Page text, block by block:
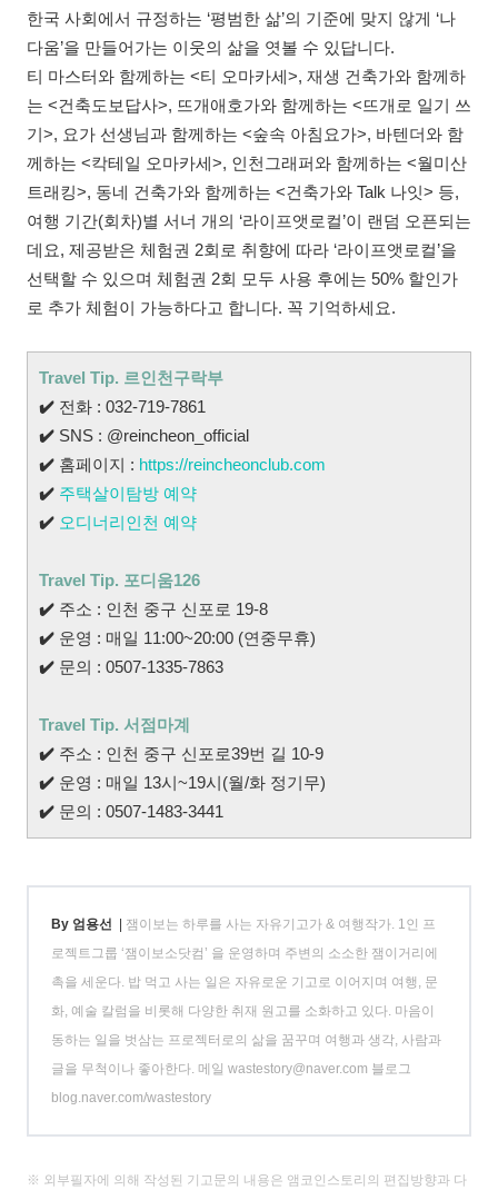
한국 사회에서 규정하는 ‘평범한 삶’의 기준에 맞지 않게 ‘나
다움’을 만들어가는 이웃의 삶을 엿볼 수 있답니다.
티 마스터와 함께하는 <티 오마카세>, 재생 건축가와 함께하
는 <건축도보답사>, 뜨개애호가와 함께하는 <뜨개로 일기 쓰
기>, 요가 선생님과 함께하는 <숲속 아침요가>, 바텐더와 함
께하는 <칵테일 오마카세>, 인천그래퍼와 함께하는 <월미산
트래킹>, 동네 건축가와 함께하는 <건축가와 Talk 나잇> 등,
여행 기간(회차)별 서너 개의 ‘라이프앳로컬’이 랜덤 오픈되는
데요, 제공받은 체험권 2회로 취향에 따라 ‘라이프앳로컬’을
선택할 수 있으며 체험권 2회 모두 사용 후에는 50% 할인가
로 추가 체험이 가능하다고 합니다. 꼭 기억하세요.
Travel Tip. 르인천구락부
✔️ 전화 : 032-719-7861
✔️ SNS : @reincheon_official
✔️ 홈페이지 : https://reincheonclub.com
✔️ 주택살이탐방 예약
✔️ 오디너리인천 예약
Travel Tip. 포디움126
✔️ 주소 : 인천 중구 신포로 19-8
✔️ 운영 : 매일 11:00~20:00 (연중무휴)
✔️ 문의 : 0507-1335-7863
Travel Tip. 서점마계
✔️ 주소 : 인천 중구 신포로39번 길 10-9
✔️ 운영 : 매일 13시~19시(월/화 정기무)
✔️ 문의 : 0507-1483-3441
By 엄용선 | 잼이보는 하루를 사는 자유기고가 & 여행작가. 1인 프
로젝트그룹 ‘잼이보소닷컴’ 을 운영하며 주변의 소소한 잼이거리에
촉을 세운다. 밥 먹고 사는 일은 자유로운 기고로 이어지며 여행, 문
화, 예술 칼럼을 비롯해 다양한 취재 원고를 소화하고 있다. 마음이
동하는 일을 벗삼는 프로젝터로의 삶을 꿈꾸며 여행과 생각, 사람과
글을 무척이나 좋아한다. 메일 wastestory@naver.com 블로그
blog.naver.com/wastestory
※ 외부필자에 의해 작성된 기고문의 내용은 앰코인스토리의 편집방향과 다